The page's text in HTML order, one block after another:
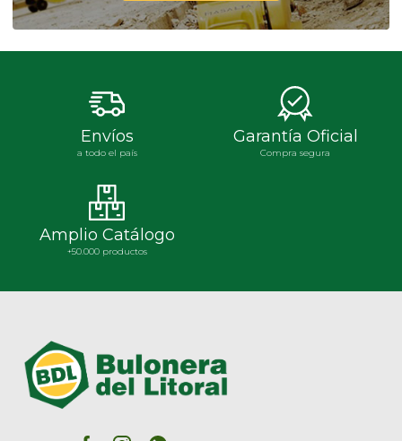
Envíos
a todo el país
Garantía Oficial
Compra segura
Amplio Catálogo
+50.000 productos